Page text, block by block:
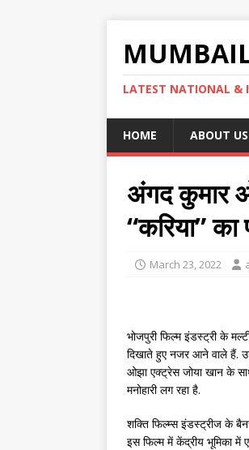
LATEST NATIONAL &
HOME ABOUT US
अंगद कुमार
“करिया”
March 23, 2022
भोजपुरी फिल्म इंडस्ट्री के
दिखाते हुए नजर आने वाले हैं.
ओझा एक्ट्रेस जोया खान के
मनोहारी लग रहा है.
शक्ति फिल्म्स इंडस्ट्रीज के
इस फिल्म में केंद्रीय भूमिका में